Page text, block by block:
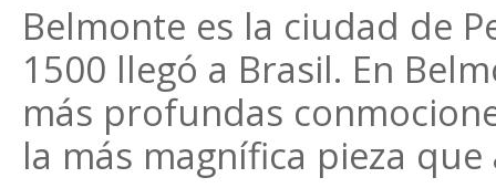
Belmonte es la ciudad de
1500 llegó a Brasil. En
más profundas
la más magnífica pieza